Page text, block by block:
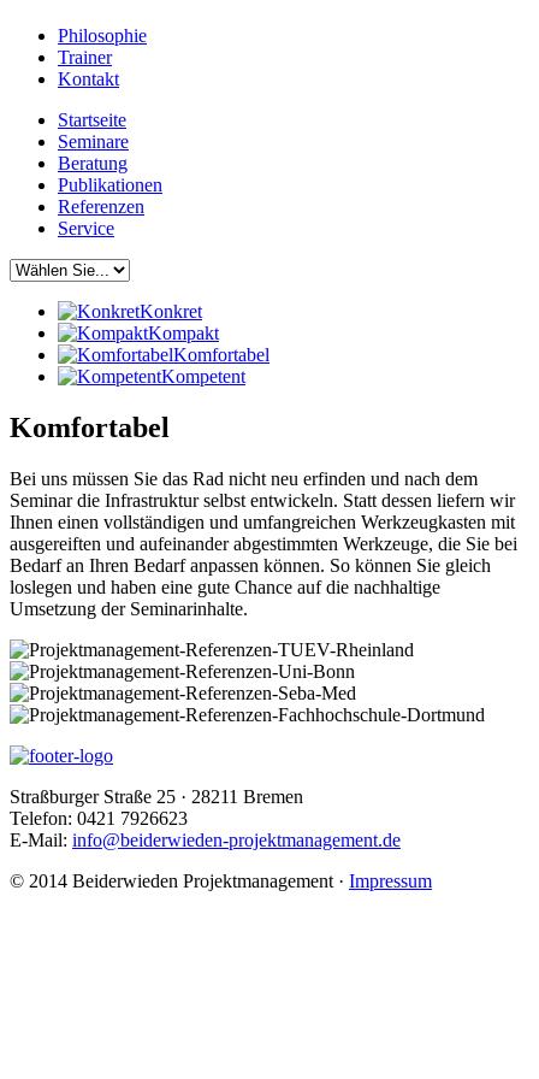
Philosophie
Trainer
Kontakt
Startseite
Seminare
Beratung
Publikationen
Referenzen
Service
Konkret
Kompakt
Komfortabel
Kompetent
Komfortabel
Bei uns müssen Sie das Rad nicht neu erfinden und nach dem
Seminar die Infrastruktur selbst entwickeln. Statt dessen liefern wir
Ihnen einen vollständigen und umfangreichen Werkzeugkasten mit
ausgereiften und aufeinander abgestimmten Werkzeuge, die Sie bei
Bedarf an Ihren Bedarf anpassen können. So können Sie gleich
loslegen und haben eine gute Chance auf die nachhaltige
Umsetzung der Seminarinhalte.
Straßburger Straße 25 · 28211 Bremen
Telefon: 0421 7926623
E-Mail: info@beiderwieden-projektmanagement.de
© 2014 Beiderwieden Projektmanagement · Impressum